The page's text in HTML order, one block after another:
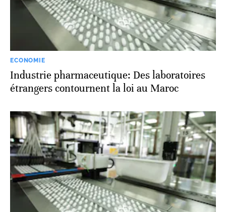
ECONOMIE
Industrie pharmaceutique: Des laboratoires
étrangers contournent la loi au Maroc